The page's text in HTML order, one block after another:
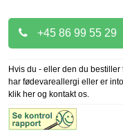
+45 86 99 55 29
Hvis du - eller den du bestiller
har fødevareallergi eller er
klik her og kontakt os.